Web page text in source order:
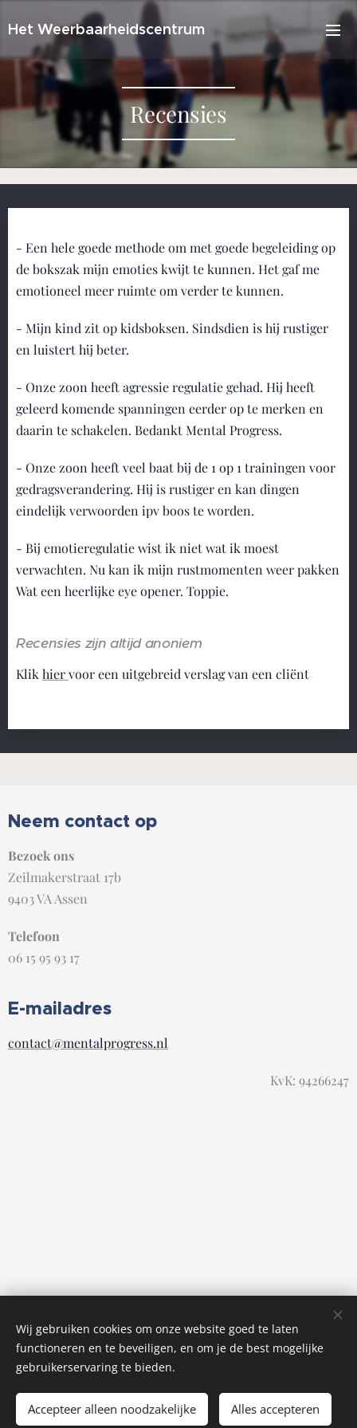
Het Weerbaarheidscentrum
Recensies
- Een hele goede methode om met goede begeleiding op
de bokszak mijn emoties kwijt te kunnen. Het gaf me
emotioneel meer ruimte om verder te kunnen.
- Mijn kind zit op kidsboksen. Sindsdien is hij rustiger
en luistert hij beter.
- Onze zoon heeft agressie regulatie gehad. Hij heeft
geleerd komende spanningen eerder op te merken en
daarin te schakelen. Bedankt Mental Progress.
- Onze zoon heeft veel baat bij de 1 op 1 trainingen voor
gedragsverandering. Hij is rustiger en kan dingen
eindelijk verwoorden ipv boos te worden.
- Bij emotieregulatie wist ik niet wat ik moest
verwachten. Nu kan ik mijn rustmomenten weer pakken
Wat een heerlijke eye opener. Toppie.
Recensies zijn altijd anoniem
Klik hiervoor een uitgebreid verslag van een cliënt
Neem contact op
Bezoek ons
Zeilmakerstraat 17b
9403 VA Assen
Telefoon
06 15 95 93 17
E-mailadres
contact@mentalprogress.nl
KvK: 94266247
Wij gebruiken cookies om onze website goed te laten
functioneren en te beveiligen, en om je de best mogelijke
gebruikerservaring te bieden.
Accepteer alleen noodzakelijke Alles accepteren